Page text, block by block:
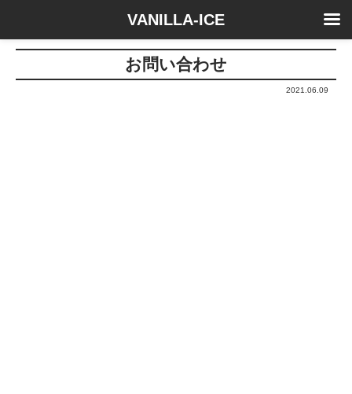
お問い合わせ
2021.06.09
VANILLA-ICE